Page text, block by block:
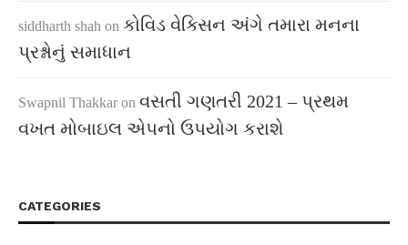
siddharth shah on કોવિડ વેક્સિન અંગે તમારા મનના
પ્રશ્નોનું સમાધાન
Swapnil Thakkar on વસતી ગણતરી 2021 – પ્રથમ
વખત મોબાઇલ એપનો ઉપયોગ કરાશે
CATEGORIES